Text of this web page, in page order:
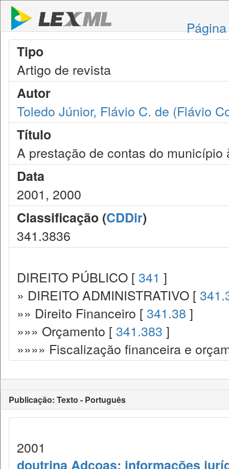
Tipo
Artigo de revista
Autor
Toledo Júnior, Flávio C. de (Flávio
Título
A prestação de contas do
Data
2001, 2000
Classificação (CDDir)
341.3836
DIREITO PÚBLICO [ 341 ]
» DIREITO ADMINISTRATIVO [
»» Direito Financeiro [ 341.38 ]
»»» Orçamento [ 341.383 ]
»»»» Fiscalização financeira e
Publicação: Texto - Português
2001
doutrina Adcoas: informações